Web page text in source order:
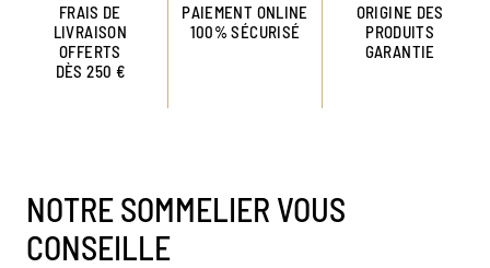
FRAIS DE
LIVRAISON
OFFERTS
DÈS 250 €
PAIEMENT ONLINE
100% SÉCURISÉ
ORIGINE DES
PRODUITS
GARANTIE
NOTRE SOMMELIER VOUS
CONSEILLE